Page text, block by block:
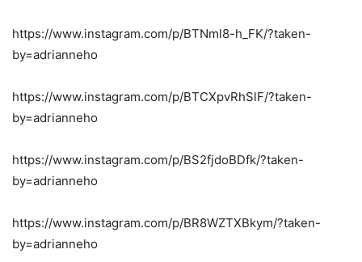
https://www.instagram.com/p/BTNml8-h_FK/?taken-
by=adrianneho
https://www.instagram.com/p/BTCXpvRhSlF/?taken-
by=adrianneho
https://www.instagram.com/p/BS2fjdoBDfk/?taken-
by=adrianneho
https://www.instagram.com/p/BR8WZTXBkym/?taken-
by=adrianneho